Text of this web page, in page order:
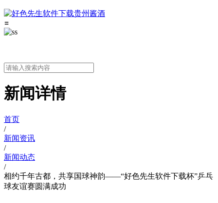
≡
新闻详情
首页
/
新闻资讯
/
新闻动态
/
相约千年古都，共享国球神韵——“好色先生软件下载杯”乒乓
球友谊赛圆满成功